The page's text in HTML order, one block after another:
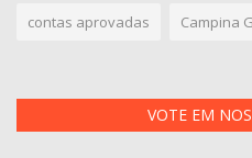
contas aprovadas Campina
VOTE EM